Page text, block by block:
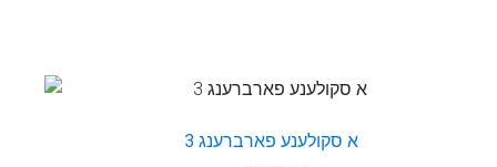
א סקולענע פארברענג 3